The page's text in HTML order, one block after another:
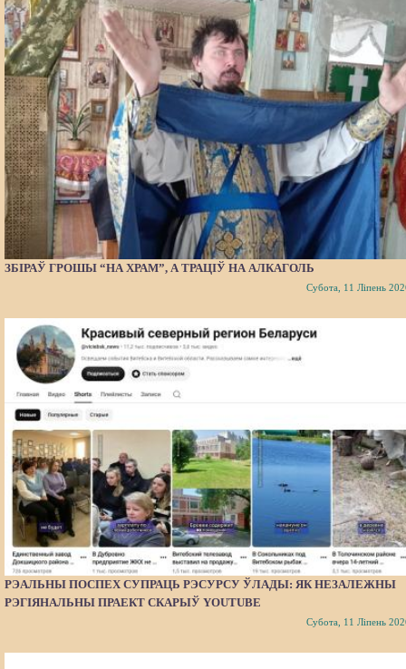
ЗБІРАЎ ГРОШЫ “НА ХРАМ”, А ТРАЦІЎ НА АЛКАГОЛЬ
Субота, 11 Ліпень
РЭАЛЬНЫ ПОСПЕХ СУПРАЦЬ РЭСУРСУ ЎЛАДЫ: ЯК НЕЗАЛЕЖНЫ
РЭГІЯНАЛЬНЫ ПРАЕКТ СКАРЫЎ YOUTUBE
Субота, 11 Ліпень